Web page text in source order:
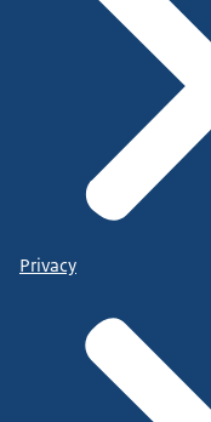
Privacy